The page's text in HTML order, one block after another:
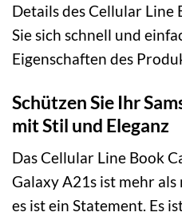
Details des Cellular Line
Sie sich schnell und
Eigenschaften des
Schützen Sie Ihr
mit Stil und Eleganz
Das Cellular Line Book
Galaxy A21s ist mehr
es ist ein Statement. Es